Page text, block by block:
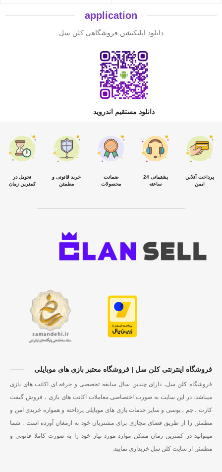
application
دانلود اپلیکیشن فروشگاهی کلن سل
دانلود مستقیم اندروید
پرداخت آنلاین
ایمن
پشتیبانی 24
ساعته
ضمانت
محصولات
خرید قانونی و
مطمئن
تحویل در
کمترین زمان
فروشگاه اینترنتی کلن سل | فروشگاه معتبر بازی های موبایلی
فروشگاه کلن سل، دارای چندین سال سابقه تخصصی و حرفه ای اکانت های بازی
میباشد. در این سایت به صورت اختصاصی معاملات اکانت های بازی ، فروش گیفت
کارت ، جم ، یوسی و سایر خدمات بازی های موبایلی پرداخته و همواره خریدی امن و
مطمئن را از طریق فضای مجازی برای مشتریان خود به ارمغان آورده است . شما
میتوانید در کمترین زمان ممکن موارد مورد نیاز خود را به صورت کاملا قانونی و
مطمئن از سایت کلن سل خریداری نمایید.